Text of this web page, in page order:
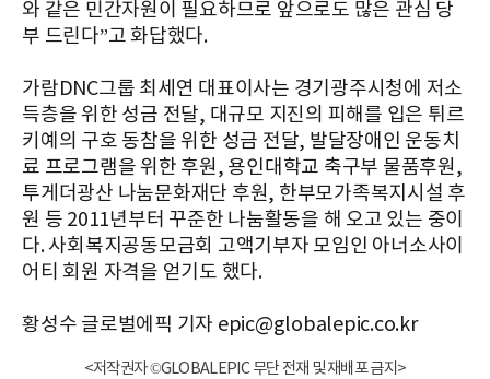
와 같은 민간자원이 필요하므로 앞으로도 많은 관심 당
부 드린다”고 화답했다.
가람DNC그룹 최세연 대표이사는 경기광주시청에 저소
득층을 위한 성금 전달, 대규모 지진의 피해를 입은 튀르
키예의 구호 동참을 위한 성금 전달, 발달장애인 운동치
료 프로그램을 위한 후원, 용인대학교 축구부 물품후원,
투게더광산 나눔문화재단 후원, 한부모가족복지시설 후
원 등 2011년부터 꾸준한 나눔활동을 해 오고 있는 중이
다. 사회복지공동모금회 고액기부자 모임인 아너소사이
어티 회원 자격을 얻기도 했다.
황성수 글로벌에픽 기자 epic@globalepic.co.kr
<저작권자 ©GLOBALEPIC 무단 전재 및 재배포 금지>